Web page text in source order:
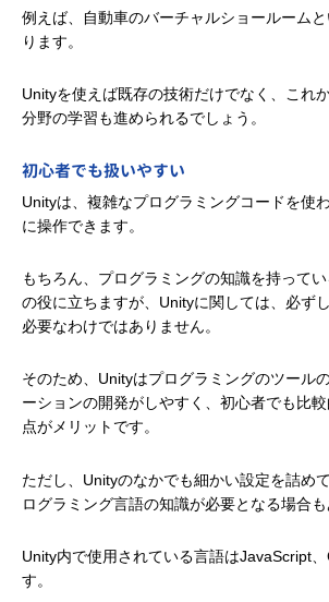
例えば、自動車のバーチャルショールーム
ります。
Unityを使えば既存の技術だけでなく、これ
分野の学習も進められるでしょう。
初心者でも扱いやすい
Unityは、複雑なプログラミングコードを使
に操作できます。
もちろん、プログラミングの知識を持って
の役に立ちますが、Unityに関しては、必ず
必要なわけではありません。
そのため、Unityはプログラミングのツール
ーションの開発がしやすく、初心者でも比
点がメリットです。
ただし、Unityのなかでも細かい設定を詰め
ログラミング言語の知識が必要となる場合も
Unity内で使用されている言語はJavaScript
す。